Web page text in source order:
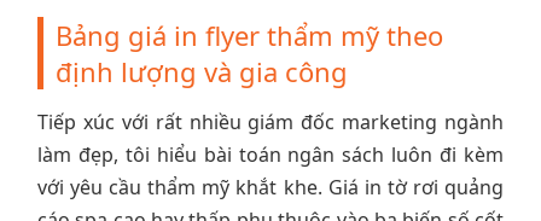
Bảng giá in flyer thẩm mỹ theo
định lượng và gia công
Tiếp xúc với rất nhiều giám đốc marketing ngành
làm đẹp, tôi hiểu bài toán ngân sách luôn đi kèm
với yêu cầu thẩm mỹ khắt khe. Giá in tờ rơi quảng